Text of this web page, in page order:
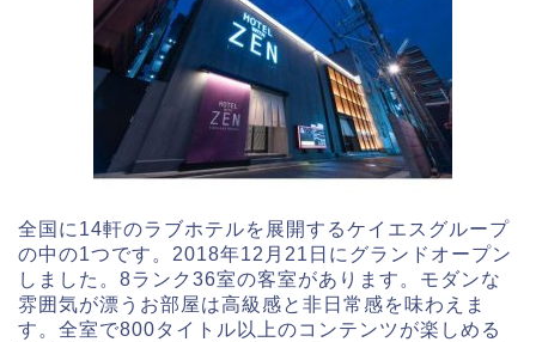
全国に14軒のラブホテルを展開するケイエスグループ
の中の1つです。2018年12月21日にグランドオープン
しました。8ランク36室の客室があります。モダンな
雰囲気が漂うお部屋は高級感と非日常感を味わえま
す。全室で800タイトル以上のコンテンツが楽しめる